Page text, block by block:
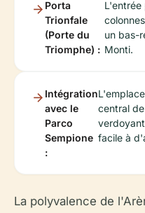
Porta
Trionfale
(Porte du
Triomphe) :
L'entrée
un bas-
Monti.
Intégration
avec le
Parco
Sempione
:
central
facile à
La polyvalence de